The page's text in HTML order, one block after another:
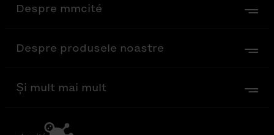
Despre mmcité
Despre produsele noastre
Și mult mai mult